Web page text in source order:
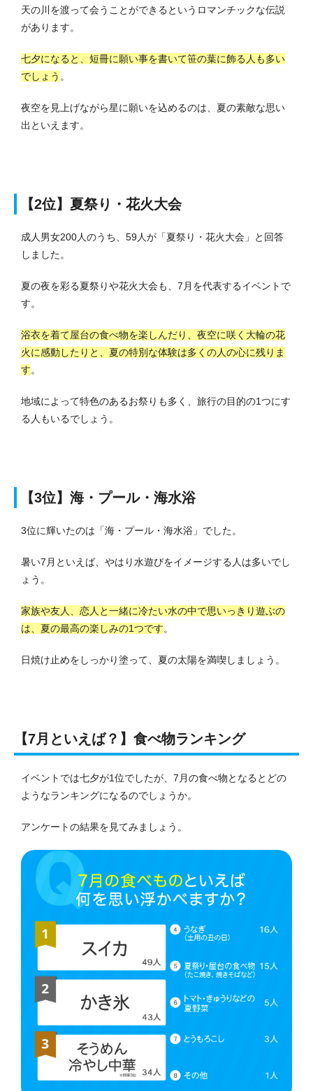
天の川を渡って会うことができるというロマンチックな伝説
があります。
七夕になると、短冊に願い事を書いて笹の葉に飾る人も多い
でしょう 。
夜空を見上げながら星に願いを込めるのは、夏の素敵な思い
出といえます。
【2位】夏祭り・花火大会
成人男女200人のうち、59人が「夏祭り・花火大会」と回答
しました。
夏の夜を彩る夏祭りや花火大会も、7月を代表するイベントで
す。
浴衣を着て屋台の食べ物を楽しんだり、夜空に咲く大輪の花
火に感動したりと、夏の特別な体験は多くの人の心に残りま
す。
地域によって特色のあるお祭りも多く、旅行の目的の1つにす
る人もいるでしょう。
【3位】海・プール・海水浴
3位に輝いたのは「海・プール・海水浴」でした。
暑い7月といえば、やはり水遊びをイメージする人は多いでし
ょう。
家族や友人、恋人と一緒に冷たい水の中で思いっきり遊ぶの
は、夏の最高の楽しみの1つです。
日焼け止めをしっかり塗って、夏の太陽を満喫しましょう。
【7月といえば？】食べ物ランキング
イベントでは七夕が1位でしたが、7月の食べ物となるとどの
ようなランキングになるのでしょうか。
アンケートの結果を見てみましょう。